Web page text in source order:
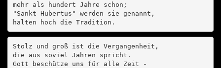
mehr als hundert Jahre schon;
"Sankt Hubertus" werden sie genannt,
halten hoch die Tradition.
Stolz und groß ist die Vergangenheit,
die aus soviel Jahren spricht.
Gott beschütze uns für alle Zeit -